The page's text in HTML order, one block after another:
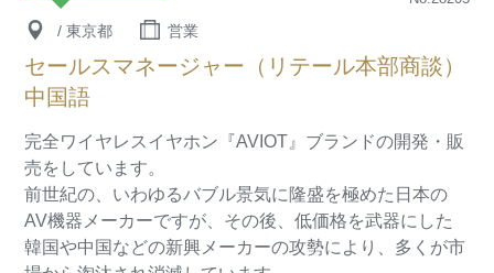
/ 東京都 営業
セールスマネージャー（リテール本部商談）
中国語
完全ワイヤレスイヤホン『AVIOT』ブランドの開発・販
売をしています。
前世紀の、いわゆるバブル景気に隆盛を極めた日本の
AV機器メーカーですが、その後、低価格を武器にした
韓国や中国などの新興メーカーの攻勢により、多くが市